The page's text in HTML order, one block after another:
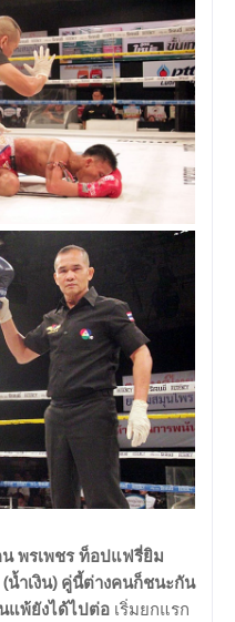
พรเพชร ท็อปแฟรี่ยิม
ำเงิน) คู่นี้ต่างคนก็ชนะกัน
แพ้ยังได้ไปต่อ เริ่มยกแรก